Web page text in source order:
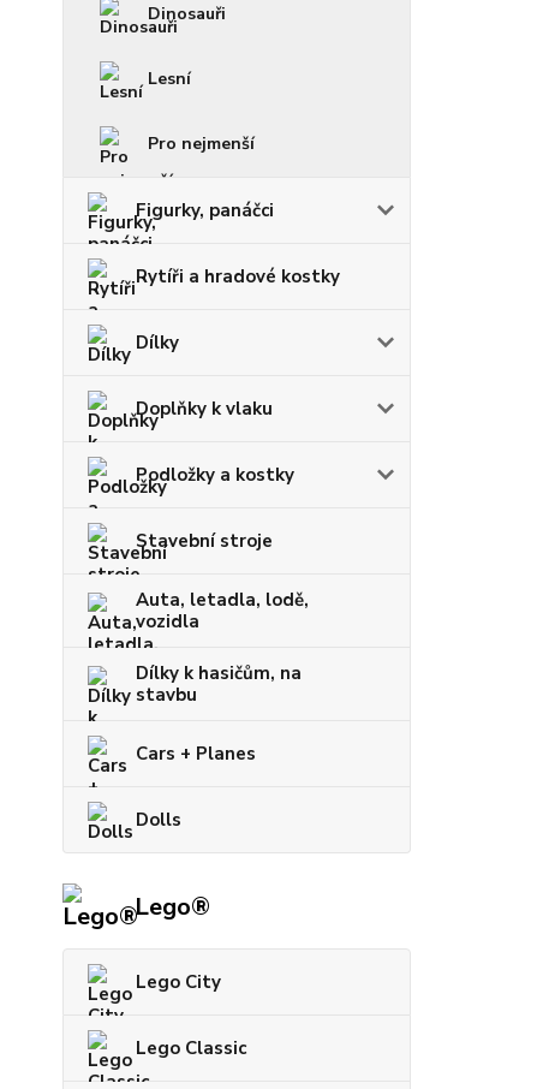
Dinosauři
Lesní
Pro nejmenší
Figurky, panáčci
Rytíři a hradové kostky
Dílky
Doplňky k vlaku
Podložky a kostky
Stavební stroje
Auta, letadla, lodě,
vozidla
Dílky k hasičům, na
stavbu
Cars + Planes
Dolls
Lego®
Lego City
Lego Classic